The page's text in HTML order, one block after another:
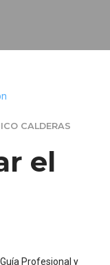
CALDERAS
el
Profesional y